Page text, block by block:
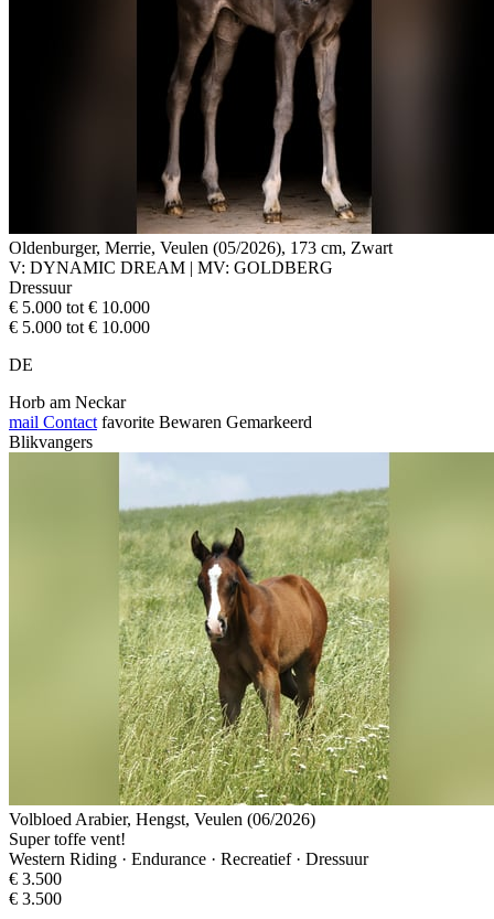
Oldenburger, Merrie, Veulen (05/2026), 173 cm, Zwart
V: DYNAMIC DREAM | MV: GOLDBERG
Dressuur
€ 5.000 tot € 10.000
€ 5.000 tot € 10.000
DE
Horb am Neckar
mail Contact favorite Bewaren Gemarkeerd
Blikvangers
Volbloed Arabier, Hengst, Veulen (06/2026)
Super toffe vent!
Western Riding · Endurance · Recreatief · Dressuur
€ 3.500
€ 3.500